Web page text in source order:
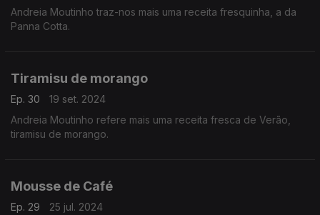
Andreia Moutinho traz-nos mais uma receita fresquinha, a da
Panna Cotta.
Tiramisu de morango
Ep. 30
19 set. 2024
Andreia Moutinho refere mais uma receita fresca de Verão,
tiramisu de morango.
Mousse de Café
Ep. 29
25 jul. 2024